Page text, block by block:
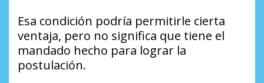
Esa condición podría permitirle cierta
ventaja, pero no significa que tiene el
mandado hecho para lograr la
postulación.